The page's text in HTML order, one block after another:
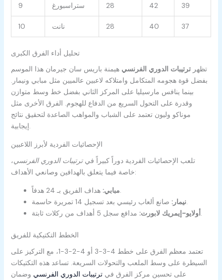
9 ستراسبورغ 28 42 39
10 نانت 28 40 37
تحليل أداء الفرق الكبرى
تظهرترتيبات الدوري الفرنسي هيمنة باريس سان جيرمان هذا الموسم
بفضل قوة هجومه المتكامل وامتلاكه لاعبين عالميين مثل مبابي ونيمار.
بينما ينافس مارسيليا على المركز الثاني بفضل خط وسط متوازن
وقدرة على التحول السريع من الدفاع للهجوم. الفرق الأخرى مثل
موناكو وليون تعتمد على الشباب والمواهب الصاعدة لتحقيق نتائج
إيجابية.
الإحصائيات الفردية لأبرز اللاعبين
تلعب الإحصائيات الفردية دوراً كبيراً فيترتيبات الدوري الفرنسي،
خاصة فيما يتعلق بالهدافين وصانعي الأهداف:
مبابي:هداف الفريق بـ 24 هدفاً.
نيمار:صانع ألعاب رئيسي بعد تسجيل 14 تمريرة حاسمة.
أولايو-إيمريك لابورت:مدافع سجل 5 أهداف من ركلات ثابتة.
الخطط التكتيكية للفريق
تعتمد معظم الفرق على خطط 4-3-3 أو 4-2-3-1، مع التركيز على
السيطرة على وسط الملعب والتحولات السريعة. تساعد هذه التكتيكات
على تحسين مركز الفرق فيترتيبات الدوري الفرنسي وضمان